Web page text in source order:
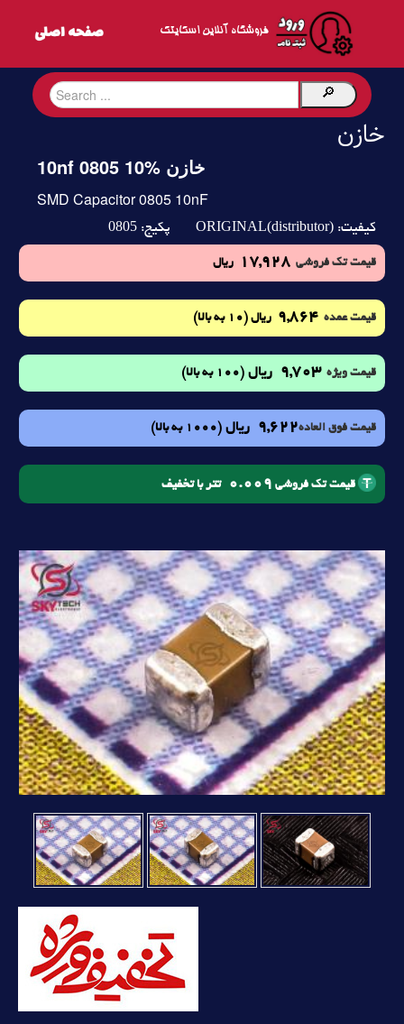
فروشگاه آنلاین اسکایتک
خازن
10nf 0805 10% خازن
SMD Capacitor 0805 10nF
کیفیت: ORIGINAL(distributor) پکیج: 0805
قیمت تک فروشی 17,928 ریال
قیمت عمده 9,864 ریال (10 به بالا)
قیمت ویژه9,703 ریال (100 به بالا)
قیمت فوق العاده9,622 ریال (1000 به بالا)
قیمت تک فروشی 0.009 تتر با تخفیف